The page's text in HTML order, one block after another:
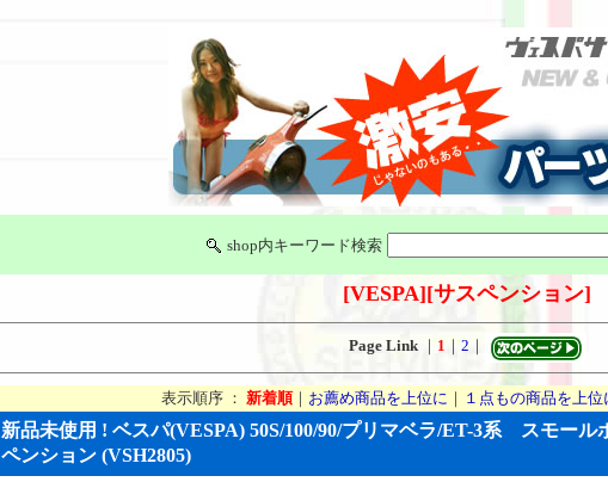
shop内キーワード検索
[VESPA][サスペンション]
Page Link｜ 1 ｜ 2 ｜
表示順序 ： 新着順｜ お薦め商品を上位に ｜ １点もの商品を上位
新品未使用 ! ベスパ(VESPA) 50S/100/90/プリマベラ/ET-3系 スモー
ペンション (VSH2805)